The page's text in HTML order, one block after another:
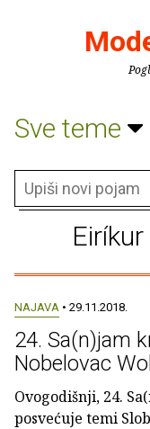
Sve teme
NAJAVA • 29.11.2018.
24. Sa(n)jam
Nobelovac
Ovogodišnji, 24.
posvećuje temi